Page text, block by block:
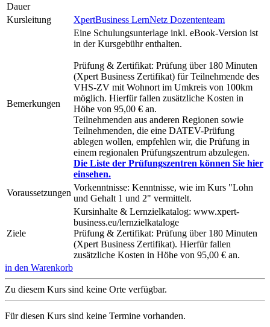
Dauer
Kursleitung
XpertBusiness LernNetz Dozententeam
Bemerkungen
Eine Schulungsunterlage inkl. eBook-Version ist
in der Kursgebühr enthalten.
Prüfung & Zertifikat: Prüfung über 180 Minuten
(Xpert Business Zertifikat) für Teilnehmende des
VHS-ZV mit Wohnort im Umkreis von 100km
möglich. Hierfür fallen zusätzliche Kosten in
Höhe von 95,00 € an.
Teilnehmenden aus anderen Regionen sowie
Teilnehmenden, die eine DATEV-Prüfung
ablegen wollen, empfehlen wir, die Prüfung in
einem regionalen Prüfungszentrum abzulegen.
Die Liste der Prüfungszentren können Sie hier
einsehen.
Voraussetzungen
Vorkenntnisse: Kenntnisse, wie im Kurs "Lohn
und Gehalt 1 und 2" vermittelt.
Ziele
Kursinhalte & Lernzielkatalog: www.xpert-
business.eu/lernzielkataloge
Prüfung & Zertifikat: Prüfung über 180 Minuten
(Xpert Business Zertifikat). Hierfür fallen
zusätzliche Kosten in Höhe von 95,00 € an.
in den Warenkorb
Zu diesem Kurs sind keine Orte verfügbar.
Für diesen Kurs sind keine Termine vorhanden.